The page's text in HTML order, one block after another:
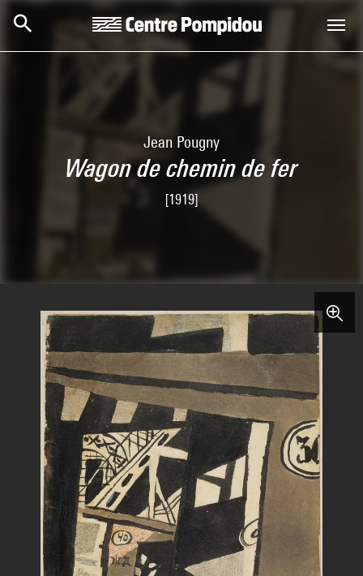
Skip to main content
Centre Pompidou
Jean Pougny
Wagon de chemin de fer
[1919]